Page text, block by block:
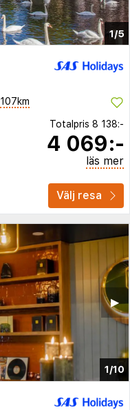
1/5
107km
Totalpris 8 138:-
4 069:-
läs mer
Välj resa
1/10
▶︎